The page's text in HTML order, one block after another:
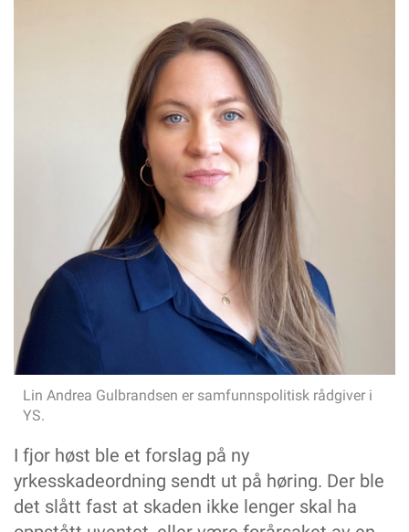
Lin Andrea Gulbrandsen er samfunnspolitisk rådgiver i
YS.
I fjor høst ble et forslag på ny
yrkesskadeordning sendt ut på høring. Der ble
det slått fast at skaden ikke lenger skal ha